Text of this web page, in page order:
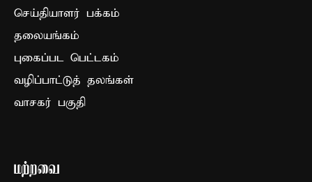
செய்தியாளர் பக்கம்
தலையங்கம்
புகைப்பட பெட்டகம்
வழிப்பாட்டுத் தலங்கள்
வாசகர் பகுதி
மற்றவை